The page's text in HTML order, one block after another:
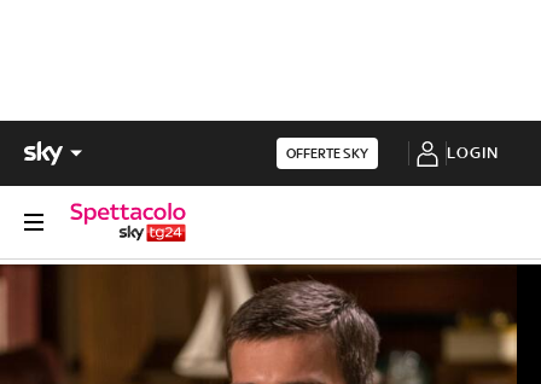
OFFERTE SKY LOGIN